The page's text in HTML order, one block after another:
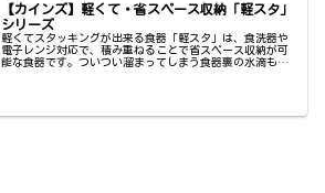
【カインズ】軽くて・省スペース収納「軽スタ」
シリーズ
軽くてスタッキングが出来る食器「軽スタ」は、食洗器や
電子レンジ対応で、積み重ねることで省スペース収納が可
能な食器です。ついつい溜まってしまう食器裏の水滴も、